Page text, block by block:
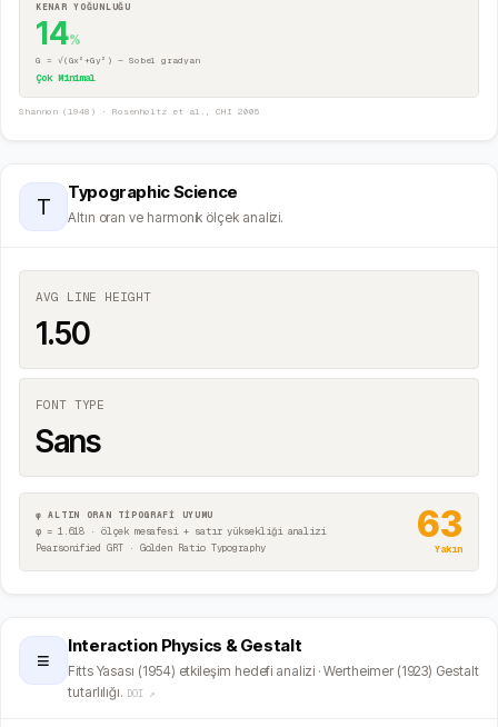
KENAR YOĞUNLUĞU
14%
G = √(Gx²+Gy²) — Sobel gradyan
Çok Minimal
Shannon (1948) · Rosenholtz et al., CHI 2005
T
Typographic Science
Altın oran ve harmonik ölçek analizi.
AVG LINE HEIGHT
1.50
FONT TYPE
Sans
φ ALTIN ORAN TİPOGRAFİ UYUMU
φ = 1.618 · ölçek mesafesi + satır yüksekliği analizi
Pearsonified GRT · Golden Ratio Typography
63
Yakın
≡
Interaction Physics & Gestalt
Fitts Yasası (1954) etkileşim hedefi analizi · Wertheimer (1923) Gestalt
tutarlılığı. DOI ↗